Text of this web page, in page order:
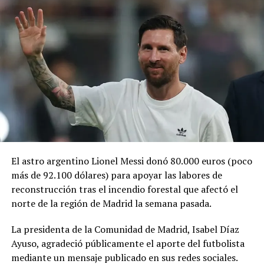
Relacionado
VIDEOS | En tanga de hilo,
Maripily Rivera muestra el
prominente retaguardia
17 febrero, 2022
VIDEO | Maripily Rivera jala su
tanguita con sus tacones
mientras posa boca abajo
3 marzo, 2022
En «Jetset»
mostraba situaciones relacionadas con el trabajo, la
familia y la escuela dentro de un entorno futurista.
Durante la década de 1990, después de que «Los
Picapiedra» llegaran al cine, Warner Bros. planteó la
posibilidad de llevar también a «Los Supersónicos» a la
pantalla grande. Sin embargo, el proyecto no logró
consolidarse y permaneció archivado durante varias
décadas, hasta que en 2026 se dio vía libre a su
realización, con Jim Carrey como una de las principales
Comparte esto:
Facebook X
Me gusta esto:
El astro argentino Lionel Messi donó 80.000 euros (poco
más de 92.100 dólares) para apoyar las labores de
reconstrucción tras el incendio forestal que afectó el
norte de la región de Madrid la semana pasada.
La presidenta de la Comunidad de Madrid, Isabel Díaz
Ayuso, agradeció públicamente el aporte del futbolista
mediante un mensaje publicado en sus redes sociales.